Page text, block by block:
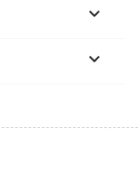

